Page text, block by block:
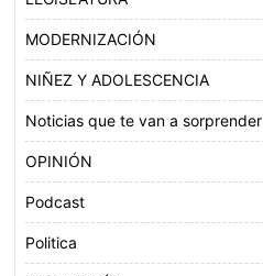
MODERNIZACIÓN
NIÑEZ Y ADOLESCENCIA
Noticias que te van a sorprender
OPINIÓN
Podcast
Politica